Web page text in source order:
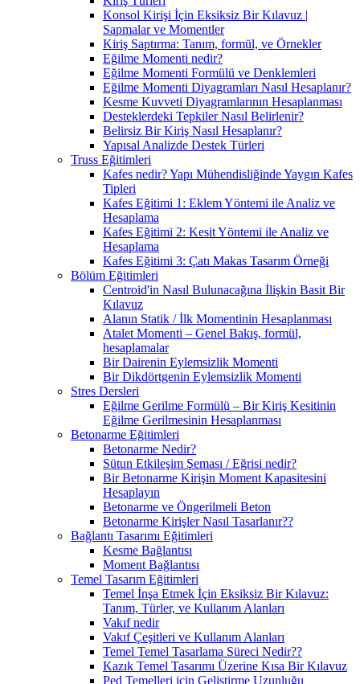
Konsol Kirişi İçin Eksiksiz Bir Kılavuz |
Sapmalar ve Momentler
Kiriş Saptırma: Tanım, formül, ve Örnekler
Eğilme Momenti nedir?
Eğilme Momenti Formülü ve Denklemleri
Eğilme Momenti Diyagramları Nasıl Hesaplanır?
Kesme Kuvveti Diyagramlarının Hesaplanması
Desteklerdeki Tepkiler Nasıl Belirlenir?
Belirsiz Bir Kiriş Nasıl Hesaplanır?
Yapısal Analizde Destek Türleri
Truss Eğitimleri
Kafes nedir? Yapı Mühendisliğinde Yaygın Kafes
Tipleri
Kafes Eğitimi 1: Eklem Yöntemi ile Analiz ve
Hesaplama
Kafes Eğitimi 2: Kesit Yöntemi ile Analiz ve
Hesaplama
Kafes Eğitimi 3: Çatı Makas Tasarım Örneği
Bölüm Eğitimleri
Centroid'in Nasıl Bulunacağına İlişkin Basit Bir
Kılavuz
Alanın Statik / İlk Momentinin Hesaplanması
Atalet Momenti – Genel Bakış, formül,
hesaplamalar
Bir Dairenin Eylemsizlik Momenti
Bir Dikdörtgenin Eylemsizlik Momenti
Stres Dersleri
Eğilme Gerilme Formülü – Bir Kiriş Kesitinin
Eğilme Gerilmesinin Hesaplanması
Betonarme Eğitimleri
Betonarme Nedir?
Sütun Etkileşim Şeması / Eğrisi nedir?
Bir Betonarme Kirişin Moment Kapasitesini
Hesaplayın
Betonarme ve Öngerilmeli Beton
Betonarme Kirişler Nasıl Tasarlanır??
Bağlantı Tasarımı Eğitimleri
Kesme Bağlantısı
Moment Bağlantısı
Temel Tasarım Eğitimleri
Temel İnşa Etmek İçin Eksiksiz Bir Kılavuz:
Tanım, Türler, ve Kullanım Alanları
Vakıf nedir
Vakıf Çeşitleri ve Kullanım Alanları
Temel Temel Tasarlama Süreci Nedir??
Kazık Temel Tasarımı Üzerine Kısa Bir Kılavuz
Ped Temelleri için Geliştirme Uzunluğu